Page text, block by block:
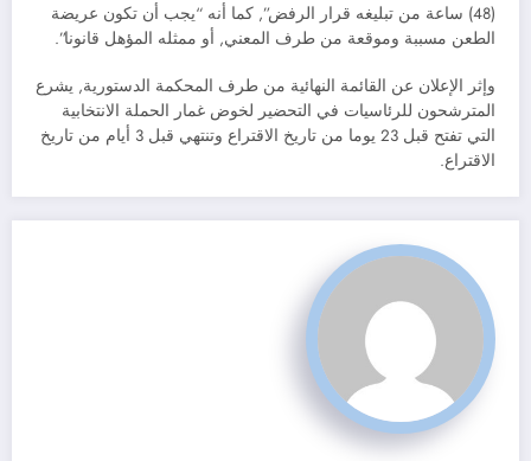
(48) ساعة من تبليغه قرار الرفض”, كما أنه “يجب أن تكون عريضة
الطعن مسببة وموقعة من طرف المعني, أو ممثله المؤهل قانونا”.
وإثر الإعلان عن القائمة النهائية من طرف المحكمة الدستورية, يشرع
المترشحون للرئاسيات في التحضير لخوض غمار الحملة الانتخابية
التي تفتح قبل 23 يوما من تاريخ الاقتراع وتنتهي قبل 3 أيام من تاريخ
الاقتراع.